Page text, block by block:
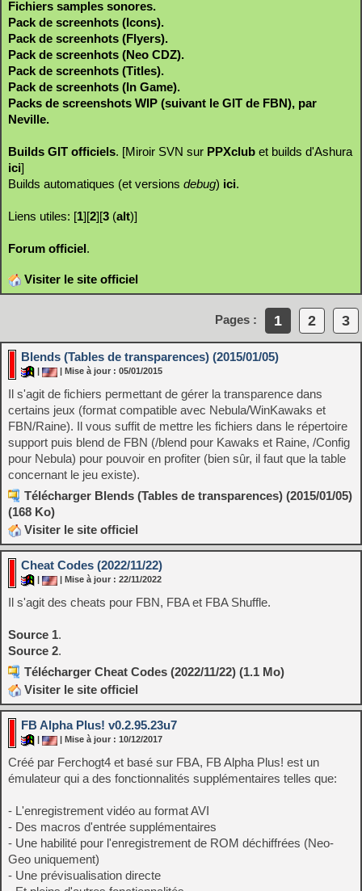
Fichiers samples sonores.
Pack de screenhots (Icons).
Pack de screenhots (Flyers).
Pack de screenhots (Neo CDZ).
Pack de screenhots (Titles).
Pack de screenhots (In Game).
Packs de screenshots WIP (suivant le GIT de FBN), par
Neville.
Builds GIT officiels. [Miroir SVN sur PPXclub et builds d'Ashura
ici]
Builds automatiques (et versions debug) ici.
Liens utiles: [1][2][3 (alt)]
Forum officiel.
Visiter le site officiel
Pages : 1 2 3
Blends (Tables de transparences) (2015/01/05)
| Mise à jour : 05/01/2015
Il s'agit de fichiers permettant de gérer la transparence dans
certains jeux (format compatible avec Nebula/WinKawaks et
FBN/Raine). Il vous suffit de mettre les fichiers dans le répertoire
support puis blend de FBN (/blend pour Kawaks et Raine, /Config
pour Nebula) pour pouvoir en profiter (bien sûr, il faut que la table
concernant le jeu existe).
Télécharger Blends (Tables de transparences) (2015/01/05)
(168 Ko)
Visiter le site officiel
Cheat Codes (2022/11/22)
| Mise à jour : 22/11/2022
Il s'agit des cheats pour FBN, FBA et FBA Shuffle.
Source 1.
Source 2.
Télécharger Cheat Codes (2022/11/22) (1.1 Mo)
Visiter le site officiel
FB Alpha Plus! v0.2.95.23u7
| Mise à jour : 10/12/2017
Créé par Ferchogt4 et basé sur FBA, FB Alpha Plus! est un
émulateur qui a des fonctionnalités supplémentaires telles que:
- L'enregistrement vidéo au format AVI
- Des macros d'entrée supplémentaires
- Une habilité pour l'enregistrement de ROM déchiffrées (Neo-
Geo uniquement)
- Une prévisualisation directe